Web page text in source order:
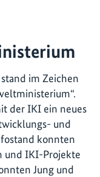
im Zeichen
der IKI ein neues
und
konnten
und IKI-Projekte
Jung und